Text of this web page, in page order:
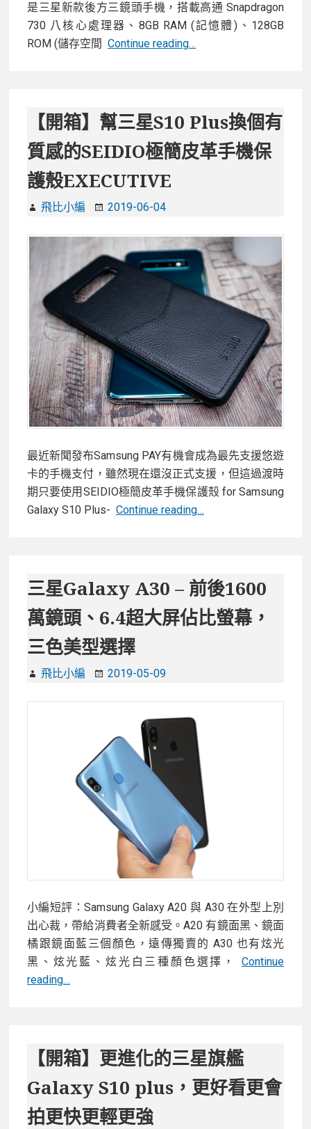
是三星新款後方三鏡頭手機，搭載高通 Snapdragon
730 八核心處理器、8GB RAM (記憶體)、128GB
ROM (儲存空間 Continue reading…
幕
三
星
後
方
三
鏡
頭
輕
鬆
翻
轉
變
成
畫
質
自
拍
【開箱】幫三星S10 Plus換個有
質感的SEIDIO極簡皮革手機保
護殼EXECUTIVE
飛比小編 2019-06-04
最近新聞發布Samsung PAY有機會成為最先支援悠遊
卡的手機支付，雖然現在還沒正式支援，但這過渡時
期只要使用SEIDIO極簡皮革手機保護殼 for Samsung
Galaxy S10 Plus- Continue reading…
星
S10
Plus
皮
革
手
機
殼
EXECUTIVE
三星Galaxy A30 – 前後1600
萬鏡頭、6.4超大屏佔比螢幕，
三色美型選擇
飛比小編 2019-05-09
小編短評：Samsung Galaxy A20 與 A30 在外型上別
出心裁，帶給消費者全新感受。A20 有鏡面黑、鏡面
橘跟鏡面藍三個顏色，遠傳獨賣的 A30 也有炫光
黑、炫光藍、炫光白三種顏色選擇，
Continue
reading…
–
前
後
1600
萬
【開箱】更進化的三星旗艦
Galaxy S10 plus，更好看更會
拍更快更輕更強